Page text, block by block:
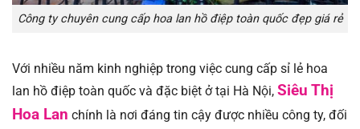
Công ty chuyên cung cấp hoa lan hồ điệp toàn quốc đẹp giá rẻ
Với nhiều năm kinh nghiệp trong việc cung cấp sỉ lẻ hoa
lan hồ điệp toàn quốc và đặc biệt ở tại Hà Nội, Siêu Thị
Hoa Lan chính là nơi đáng tin cậy được nhiều công ty, đối